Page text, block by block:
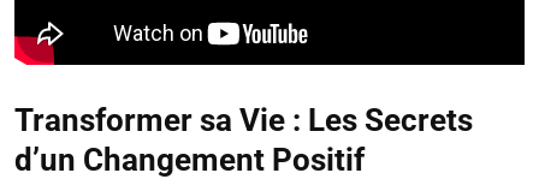
Transformer sa Vie : Les Secrets
d’un Changement Positif